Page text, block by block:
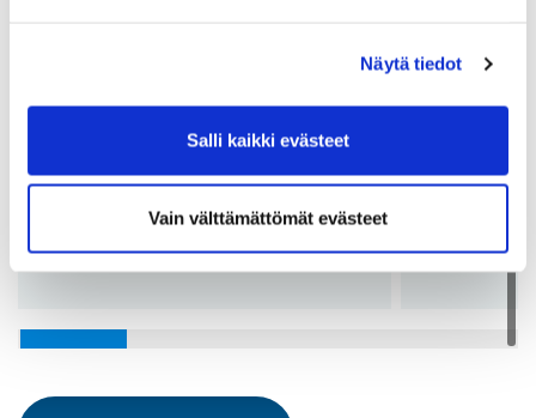
Näytä tiedot
Salli kaikki evästeet
Vain välttämättömät evästeet
61,5m2
Vuokra:
682€
9
Pohjakuvat:
Katso pohjakuvat
Vuokra:
Pohjakuvat: